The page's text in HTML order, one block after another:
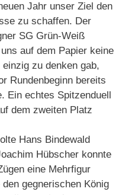
Jahr unser Ziel den
zu schaffen. Der
SG Grün-Weiß
auf dem Papier keine
zu denken gab,
Rundenbeginn bereits
Ein echtes Spitzenduell
dem zweiten Platz
Hans Bindewald
Hübscher konnte
eine Mehrfigur
gegnerischen König